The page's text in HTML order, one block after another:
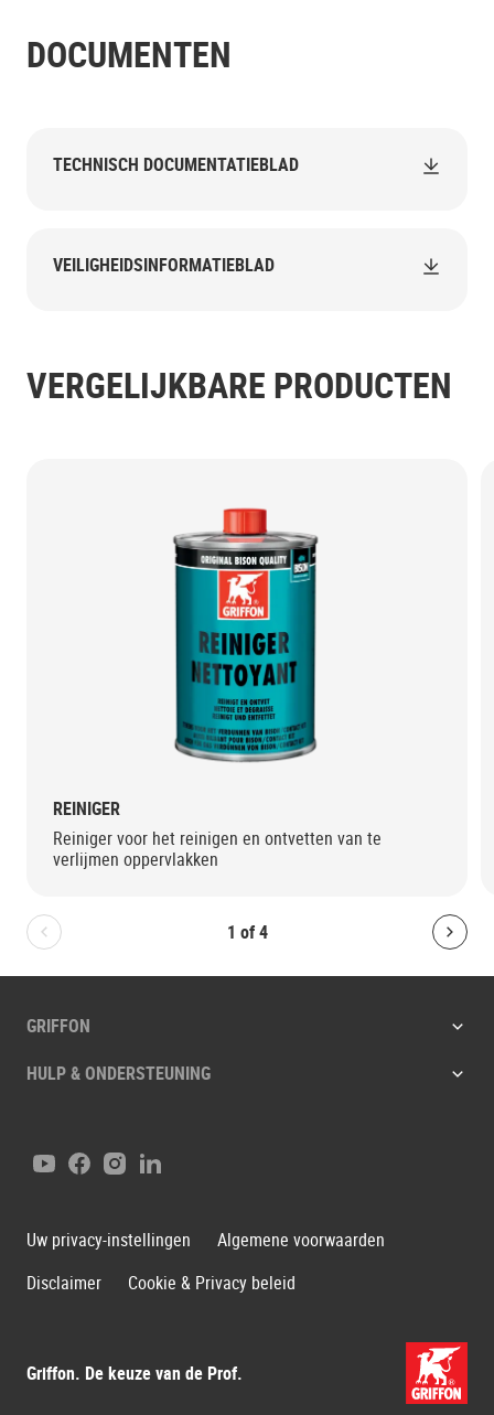
DOCUMENTEN
TECHNISCH DOCUMENTATIEBLAD
VEILIGHEIDSINFORMATIEBLAD
VERGELIJKBARE PRODUCTEN
1 of 4
Bolton.General.PreviousSlide
REINIGER
Reiniger voor het reinigen en ontvetten van te
verlijmen oppervlakken
GRIFFON
HULP & ONDERSTEUNING
Griffon. De keuze van de Prof.
YouTubeFacebook
Instagram
LinkedIn
Uw privacy-instellingen
Algemene voorwaarden
Disclaimer
Cookie & Privacy beleid